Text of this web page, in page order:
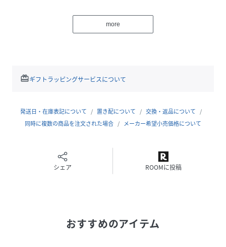
釦はクリニャンクールにある倉庫から見つけたデッドストッ
--------------------------------------------
【デザイン】
”SHIPSMadeinFrance”はワーク~ミリタリー由来のアイテ
ムをリファレンスしており、生成りとネイビーの2色展開と
113-11-4306(※113114306)
more
redeemギフトラッピングサービスについて
発送日・在庫表記について 置き配について
交換・返品について
同時に複数の商品を注文された場合
メーカー希望小売価格について
シェア ROOMに投稿
おすすめのアイテム